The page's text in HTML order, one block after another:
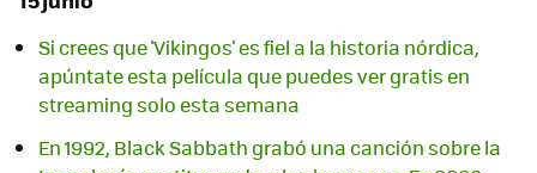
Si crees que 'Vikingos' es fiel a la historia nórdica,
apúntate esta película que puedes ver gratis en
streaming solo esta semana
En 1992, Black Sabbath grabó una canción sobre la